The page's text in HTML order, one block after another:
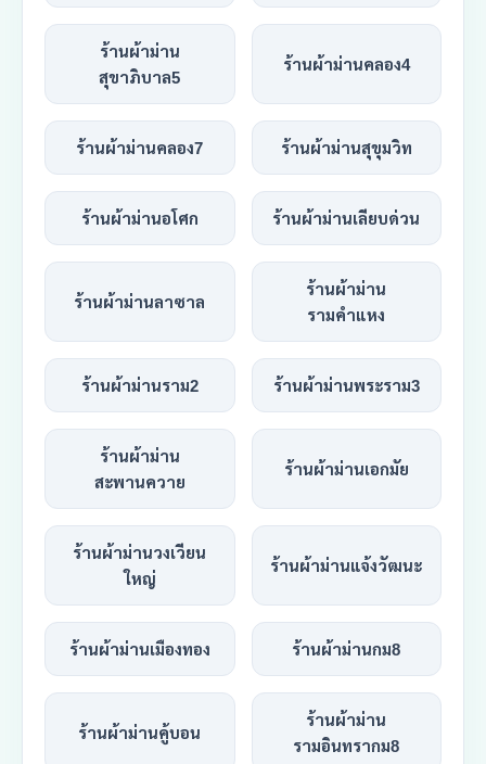
ร้านผ้าม่าน
สุขาภิบาล5
ร้านผ้าม่านคลอง4
ร้านผ้าม่านคลอง7 ร้านผ้าม่านสุขุมวิท
ร้านผ้าม่านอโศก ร้านผ้าม่านเลียบด่วน
ร้านผ้าม่านลาซาล
ร้านผ้าม่าน
รามคำแหง
ร้านผ้าม่านราม2 ร้านผ้าม่านพระราม3
ร้านผ้าม่าน
สะพานควาย
ร้านผ้าม่านเอกมัย
ร้านผ้าม่านวงเวียน
ใหญ่
ร้านผ้าม่านแจ้งวัฒนะ
ร้านผ้าม่านเมืองทอง ร้านผ้าม่านกม8
ร้านผ้าม่านคู้บอน
ร้านผ้าม่าน
รามอินทรากม8